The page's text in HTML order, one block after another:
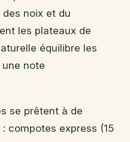
noix et du
les plateaux de
équilibre les
note
se prêtent à de
compotes express (15